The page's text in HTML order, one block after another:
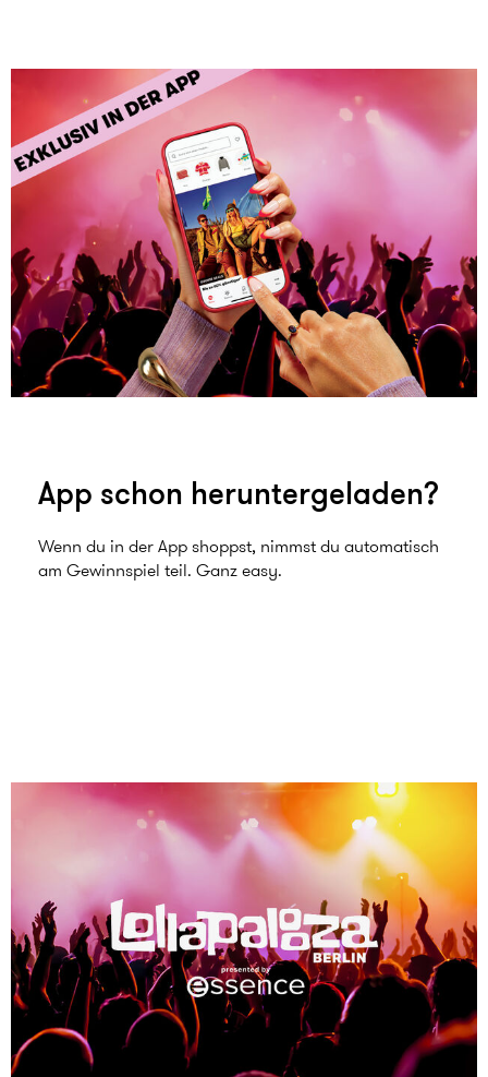
App schon heruntergeladen?
Wenn du in der App shoppst, nimmst du automatisch
am Gewinnspiel teil. Ganz easy.